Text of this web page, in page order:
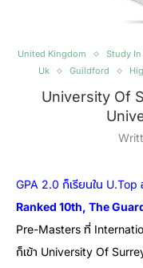
United Kingdom Study
Uk
Guildford
University Of
GPA 2.0 ก็เรียนใน U.Top
Ranked 10th, The
Pre-Masters ที่
ก็เข้า University Of